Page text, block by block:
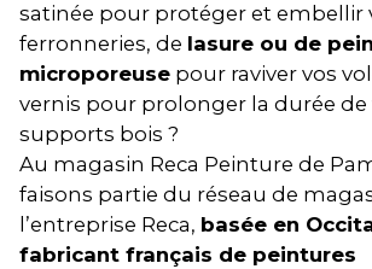
satinée pour protéger et embellir
ferronneries, de lasure ou de
microporeuse pour raviver vos
vernis pour prolonger la durée de
supports bois ?
Au magasin Reca Peinture de
faisons partie du réseau de
l’entreprise Reca, basée en
fabricant français de peintures